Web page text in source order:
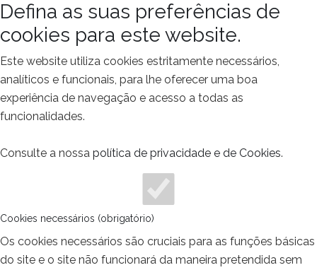
Defina as suas preferências de
cookies para este website.
Este website utiliza cookies estritamente necessários,
analíticos e funcionais, para lhe oferecer uma boa
experiência de navegação e acesso a todas as
funcionalidades.
Consulte a nossa política de privacidade e de Cookies.
Cookies necessários (obrigatório)
Os cookies necessários são cruciais para as funções básicas
do site e o site não funcionará da maneira pretendida sem